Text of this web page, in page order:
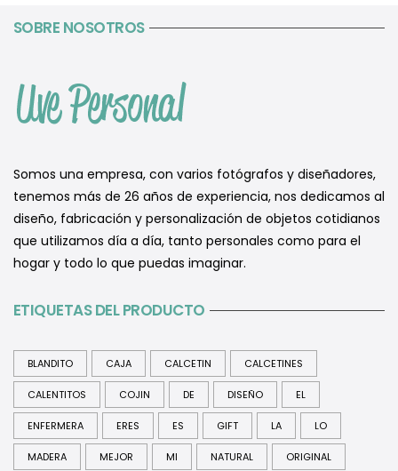
SOBRE NOSOTROS
Somos una empresa, con varios fotógrafos y diseñadores,
tenemos más de 26 años de experiencia, nos dedicamos al
diseño, fabricación y personalización de objetos cotidianos
que utilizamos día a día, tanto personales como para el
hogar y todo lo que puedas imaginar.
ETIQUETAS DEL PRODUCTO
BLANDITO CAJA CALCETIN CALCETINES
CALENTITOS COJIN DE DISEÑO EL
ENFERMERA ERES ES GIFT LA LO
MADERA MEJOR MI NATURAL ORIGINAL